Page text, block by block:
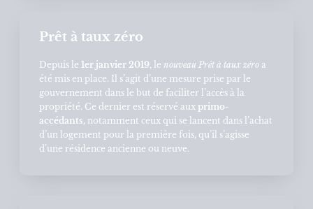
Prêt à taux zéro
Depuis le 1er janvier 2019 , le nouveau Prêt à taux zéro a
été mis en place. Il s’agit d’une mesure prise par le
gouvernement dans le but de faciliter l’accès à la
propriété. Ce dernier est réservé aux primo-
accédants, notamment ceux qui se lancent dans l’achat
d’un logement pour la première fois, qu’il s’agisse
d’une résidence ancienne ou neuve.